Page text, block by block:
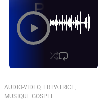
AUDIO-VIDEO, FR PATRICE,
MUSIQUE GOSPEL